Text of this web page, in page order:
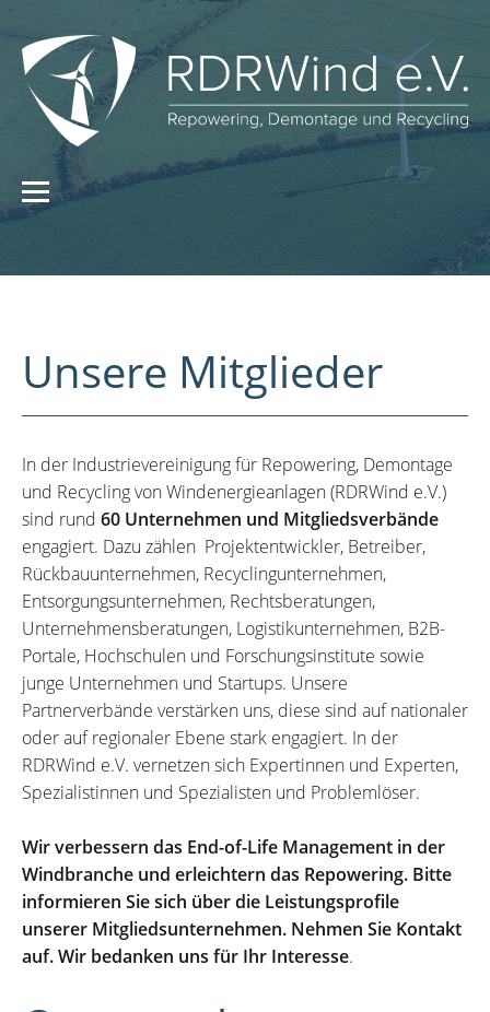
Unsere Mitglieder
In der Industrievereinigung für Repowering, Demontage
und Recycling von Windenergieanlagen (RDRWind e.V.)
sind rund 60 Unternehmen und Mitgliedsverbände
engagiert. Dazu zählen Projektentwickler, Betreiber,
Rückbauunternehmen, Recyclingunternehmen,
Entsorgungsunternehmen, Rechtsberatungen,
Unternehmensberatungen, Logistikunternehmen, B2B-
Portale, Hochschulen und Forschungsinstitute sowie
junge Unternehmen und Startups. Unsere
Partnerverbände verstärken uns, diese sind auf nationaler
oder auf regionaler Ebene stark engagiert. In der
RDRWind e.V. vernetzen sich Expertinnen und Experten,
Spezialistinnen und Spezialisten und Problemlöser.
Wir verbessern das End-of-Life Management in der
Windbranche und erleichtern das Repowering. Bitte
informieren Sie sich über die Leistungsprofile
unserer Mitgliedsunternehmen. Nehmen Sie Kontakt
auf. Wir bedanken uns für Ihr Interesse.